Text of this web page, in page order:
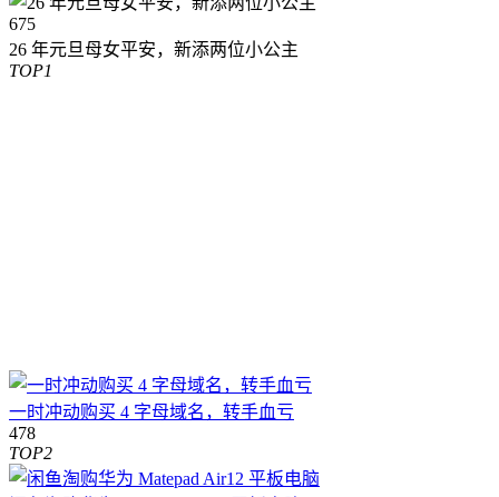
675
26 年元旦母女平安，新添两位小公主
TOP1
一时冲动购买 4 字母域名，转手血亏
478
TOP2